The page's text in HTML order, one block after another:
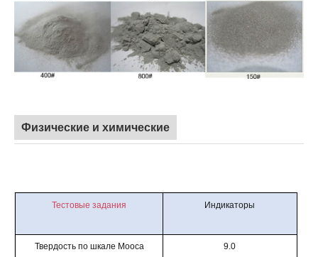
Физические и химические
Тестовые задания Индикаторы
Твердость по шкале Мооса 9.0